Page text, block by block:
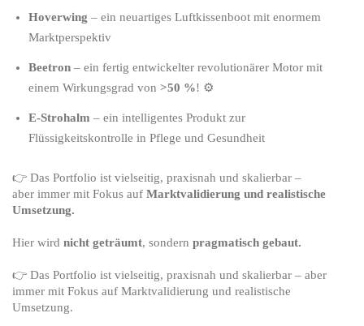
Hoverwing – ein neuartiges Luftkissenboot mit enormem
Marktperspektiv
Beetron – ein fertig entwickelter revolutionärer Motor mit
einem Wirkungsgrad von >50 %! ⚙️
E-Strohalm – ein intelligentes Produkt zur
Flüssigkeitskontrolle in Pflege und Gesundheit
👉 Das Portfolio ist vielseitig, praxisnah und skalierbar –
aber immer mit Fokus auf Marktvalidierung und realistische
Umsetzung.
Hier wird nicht geträumt, sondern pragmatisch gebaut.
👉 Das Portfolio ist vielseitig, praxisnah und skalierbar – aber
immer mit Fokus auf Marktvalidierung und realistische
Umsetzung.